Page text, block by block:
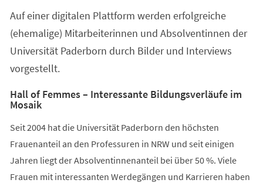
neuen
Tab)
Auf einer digitalen Plattform werden erfolgreiche
(ehemalige) Mitarbeiterinnen und Absolventinnen der
Universität Paderborn durch Bilder und Interviews
vorgestellt.
Hall of Femmes – Interessante Bildungsverläufe im
Mosaik
Seit 2004 hat die Universität Paderborn den höchsten
Frauenanteil an den Professuren in NRW und seit einigen
Jahren liegt der Absolventinnenanteil bei über 50 %. Viele
Frauen mit interessanten Werdegängen und Karrieren haben